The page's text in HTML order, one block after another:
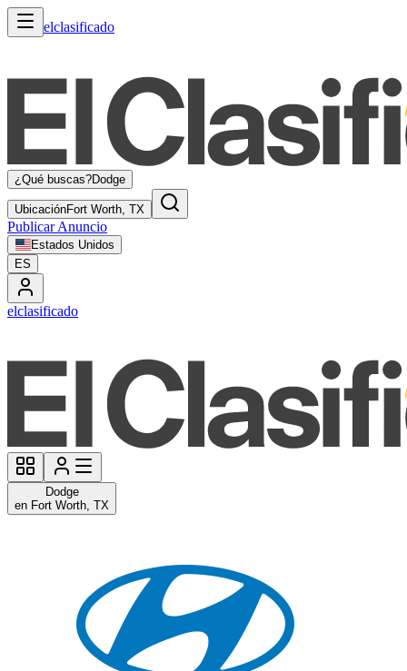
elclasificado
¿Qué buscas?Dodge
UbicaciónFort Worth, TX
Publicar Anuncio
Estados Unidos
ES
elclasificado
Dodge
en Fort Worth, TX